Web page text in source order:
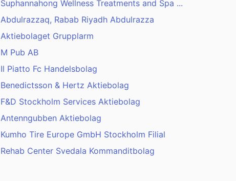
Suphannahong Wellness Treatments and Spa ...
Abdulrazzaq, Rabab Riyadh Abdulrazza
Aktiebolaget Grupplarm
M Pub AB
Il Piatto Fc Handelsbolag
Benedictsson & Hertz Aktiebolag
F&D Stockholm Services Aktiebolag
Antenngubben Aktiebolag
Kumho Tire Europe GmbH Stockholm Filial
Rehab Center Svedala Kommanditbolag